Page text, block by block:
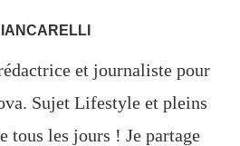
et journaliste pour
Sujet Lifestyle et pleins
tous les jours ! Je partage